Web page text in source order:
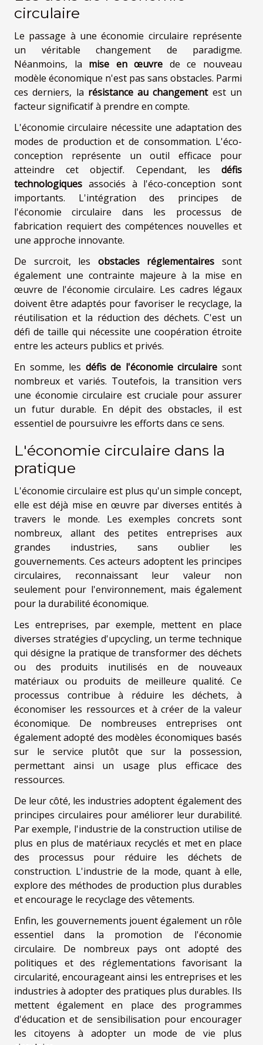
circulaire
Le passage à une économie circulaire représente
un véritable changement de paradigme.
Néanmoins, la mise en œuvre de ce nouveau
modèle économique n'est pas sans obstacles. Parmi
ces derniers, la résistance au changementest un
facteur significatif à prendre en compte.
L'économie circulaire nécessite une adaptation des
modes de production et de consommation. L'éco-
conception représente un outil efficace pour
atteindre cet objectif. Cependant, les défis
technologiques associés à l'éco-conception sont
importants. L'intégration des principes de
l'économie circulaire dans les processus de
fabrication requiert des compétences nouvelles et
une approche innovante.
De surcroit, les obstacles réglementaires sont
également une contrainte majeure à la mise en
œuvre de l'économie circulaire. Les cadres légaux
doivent être adaptés pour favoriser le recyclage, la
réutilisation et la réduction des déchets. C'est un
défi de taille qui nécessite une coopération étroite
entre les acteurs publics et privés.
En somme, les défis de l'économie circulaire sont
nombreux et variés. Toutefois, la transition vers
une économie circulaire est cruciale pour assurer
un futur durable. En dépit des obstacles, il est
essentiel de poursuivre les efforts dans ce sens.
L'économie circulaire dans la
pratique
L'économie circulaire est plus qu'un simple concept,
elle est déjà mise en œuvre par diverses entités à
travers le monde. Les exemples concrets sont
nombreux, allant des petites entreprises aux
grandes industries, sans oublier les
gouvernements. Ces acteurs adoptent les principes
circulaires, reconnaissant leur valeur non
seulement pour l'environnement, mais également
pour la durabilité économique.
Les entreprises, par exemple, mettent en place
diverses stratégies d'upcycling, un terme technique
qui désigne la pratique de transformer des déchets
ou des produits inutilisés en de nouveaux
matériaux ou produits de meilleure qualité. Ce
processus contribue à réduire les déchets, à
économiser les ressources et à créer de la valeur
économique. De nombreuses entreprises ont
également adopté des modèles économiques basés
sur le service plutôt que sur la possession,
permettant ainsi un usage plus efficace des
ressources.
De leur côté, les industries adoptent également des
principes circulaires pour améliorer leur durabilité.
Par exemple, l'industrie de la construction utilise de
plus en plus de matériaux recyclés et met en place
des processus pour réduire les déchets de
construction. L'industrie de la mode, quant à elle,
explore des méthodes de production plus durables
et encourage le recyclage des vêtements.
Enfin, les gouvernements jouent également un rôle
essentiel dans la promotion de l'économie
circulaire. De nombreux pays ont adopté des
politiques et des réglementations favorisant la
circularité, encourageant ainsi les entreprises et les
industries à adopter des pratiques plus durables. Ils
mettent également en place des programmes
d'éducation et de sensibilisation pour encourager
les citoyens à adopter un mode de vie plus